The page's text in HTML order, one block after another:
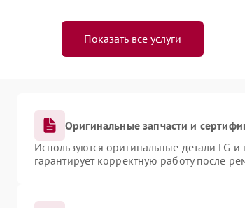
Показать все услуги
Оригинальные запчасти и
Используются оригинальные детали LG
гарантирует корректную работу после